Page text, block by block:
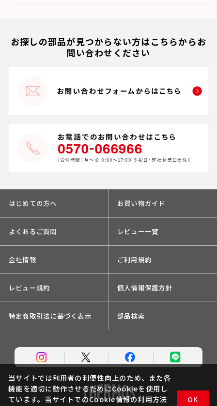
お探しの部品が見つからない方はこちらからお
問い合わせください
はじめての方へ お買い物ガイド
よくあるご質問 レビュー一覧
会社情報 ご利用規約
レビュー規約 個人情報保護方針
特定商取引法に基づく表示 部品検索
当サイトでは利用者の利便性向上のため、また各
機能を適切に動作させるためにCookieを使用し
ています。当サイトでのCookie情報の利用方法
OK